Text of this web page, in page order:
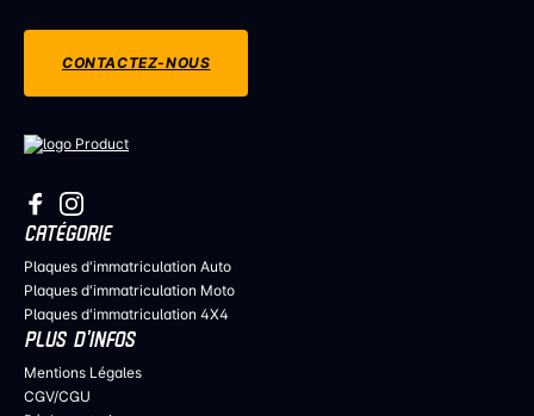
CONTACTEZ-NOUS
CATÉGORIE
Plaques d'immatriculation Auto
Plaques d'immatriculation Moto
Plaques d'immatriculation 4X4
PLUS D’INFOS
Mentions Légales
CGV/CGU